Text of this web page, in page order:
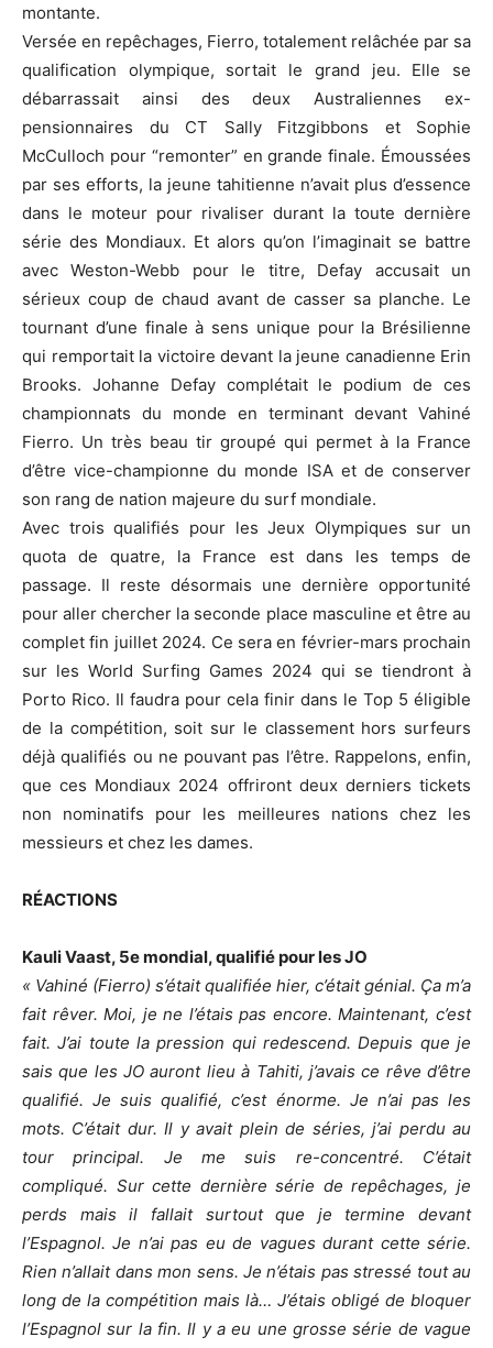
montante.
Versée en repêchages, Fierro, totalement relâchée par sa
qualification olympique, sortait le grand jeu. Elle se
débarrassait ainsi des deux Australiennes ex-
pensionnaires du CT Sally Fitzgibbons et Sophie
McCulloch pour “remonter” en grande finale. Émoussées
par ses efforts, la jeune tahitienne n’avait plus d’essence
dans le moteur pour rivaliser durant la toute dernière
série des Mondiaux. Et alors qu’on l’imaginait se battre
avec Weston-Webb pour le titre, Defay accusait un
sérieux coup de chaud avant de casser sa planche. Le
tournant d’une finale à sens unique pour la Brésilienne
qui remportait la victoire devant la jeune canadienne Erin
Brooks. Johanne Defay complétait le podium de ces
championnats du monde en terminant devant Vahiné
Fierro. Un très beau tir groupé qui permet à la France
d’être vice-championne du monde ISA et de conserver
son rang de nation majeure du surf mondiale.
Avec trois qualifiés pour les Jeux Olympiques sur un
quota de quatre, la France est dans les temps de
passage. Il reste désormais une dernière opportunité
pour aller chercher la seconde place masculine et être au
complet fin juillet 2024. Ce sera en février-mars prochain
sur les World Surfing Games 2024 qui se tiendront à
Porto Rico. Il faudra pour cela finir dans le Top 5 éligible
de la compétition, soit sur le classement hors surfeurs
déjà qualifiés ou ne pouvant pas l’être. Rappelons, enfin,
que ces Mondiaux 2024 offriront deux derniers tickets
non nominatifs pour les meilleures nations chez les
messieurs et chez les dames.
RÉACTIONS
Kauli Vaast, 5e mondial, qualifié pour les JO
« Vahiné (Fierro) s’était qualifiée hier, c’était génial. Ça m’a
fait rêver. Moi, je ne l’étais pas encore. Maintenant, c’est
fait. J’ai toute la pression qui redescend. Depuis que je
sais que les JO auront lieu à Tahiti, j’avais ce rêve d’être
qualifié. Je suis qualifié, c’est énorme. Je n’ai pas les
mots. C’était dur. Il y avait plein de séries, j’ai perdu au
tour principal. Je me suis re-concentré. C’était
compliqué. Sur cette dernière série de repêchages, je
perds mais il fallait surtout que je termine devant
l’Espagnol. Je n’ai pas eu de vagues durant cette série.
Rien n’allait dans mon sens. Je n’étais pas stressé tout au
long de la compétition mais là… J’étais obligé de bloquer
l’Espagnol sur la fin. Il y a eu une grosse série de vague